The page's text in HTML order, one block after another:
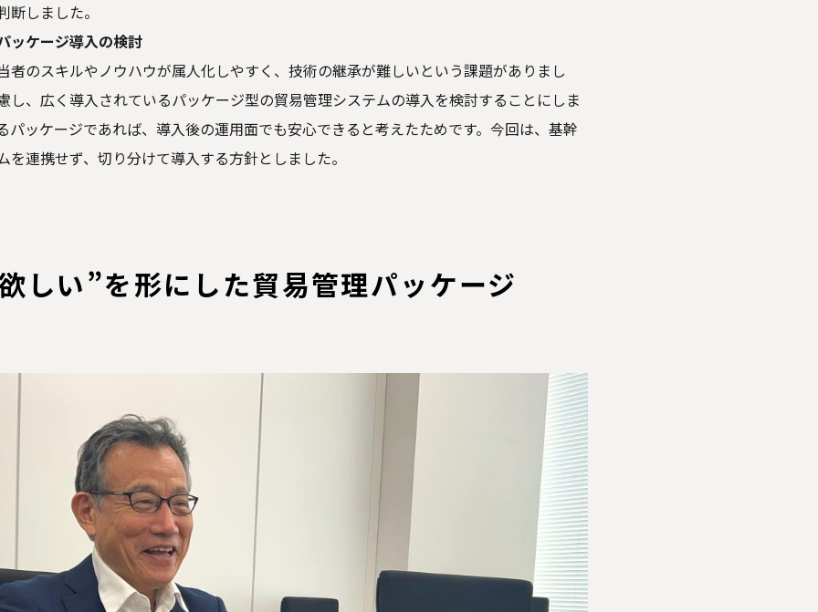
しました。
ッケージ導入の検討
者のスキルやノウハウが属人化しやすく、技術の継承が難しいという課題がありまし
し、広く導入されているパッケージ型の貿易管理システムの導入を検討することにしま
パッケージであれば、導入後の運用面でも安心できると考えたためです。今回は、基幹
連携せず、切り分けて導入する方針としました。
しい”を形にした貿易管理パッケージ